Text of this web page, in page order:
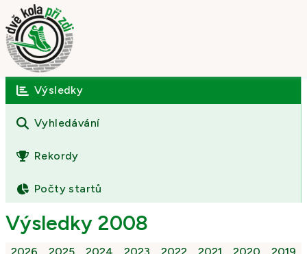
Úvod
O závodě
Výsledky
Fotogalerie
Kontakt
Výsledky
Vyhledávání
Rekordy
Počty startů
Výsledky 2008